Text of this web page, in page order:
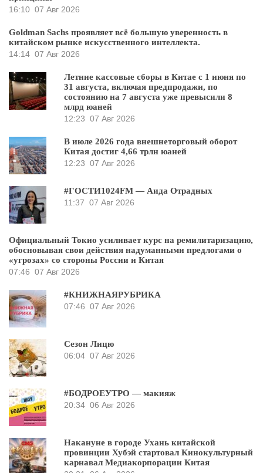
16:10 07 Авг 2026
Goldman Sachs проявляет всё большую уверенность в
китайском рынке искусственного интеллекта.
14:14 07 Авг 2026
Летние кассовые сборы в Китае с 1 июня по
31 августа, включая предпродажи, по
состоянию на 7 августа уже превысили 8
млрд юаней
12:23 07 Авг 2026
В июле 2026 года внешнеторговый оборот
Китая достиг 4,66 трлн юаней
12:23 07 Авг 2026
#ГОСТИ1024FM — Аида Отрадных
11:37 07 Авг 2026
Официальный Токио усиливает курс на ремилитаризацию,
обосновывая свои действия надуманными предлогами о
«угрозах» со стороны России и Китая
07:46 07 Авг 2026
#КНИЖНАЯРУБРИКА
07:46 07 Авг 2026
Сезон Лицю
06:04 07 Авг 2026
#БОДРОЕУТРО — макияж
20:34 06 Авг 2026
Накануне в городе Ухань китайской
провинции Хубэй стартовал Кинокультурный
карнавал Медиакорпорации Китая